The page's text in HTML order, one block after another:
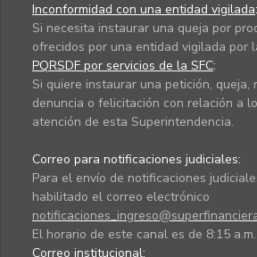
Inconformidad con una entidad vigilada:
Si necesita instaurar una queja por
ofrecidos por una entidad vigilada por
PQRSDF por servicios de la SFC:
Si quiere instaurar una petición, queja,
denuncia o felicitación con relación a
atención de esta Superintendencia.
Correo para notificaciones judiciales:
Para el envío de notificaciones
habilitado el correo electrónico
El horario de este canal es de 8:15
Correo institucional: